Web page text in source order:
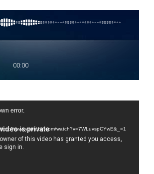
error.
www.youtube.com/watch?v=7WLuvspCYwE&_=1